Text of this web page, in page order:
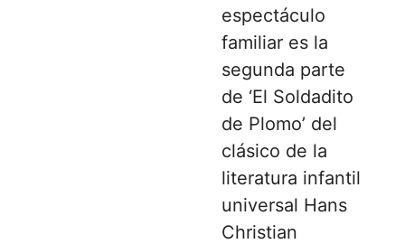
espectáculo
familiar es la
segunda parte
de ‘El Soldadito
de Plomo’ del
clásico de la
literatura infantil
universal Hans
Christian